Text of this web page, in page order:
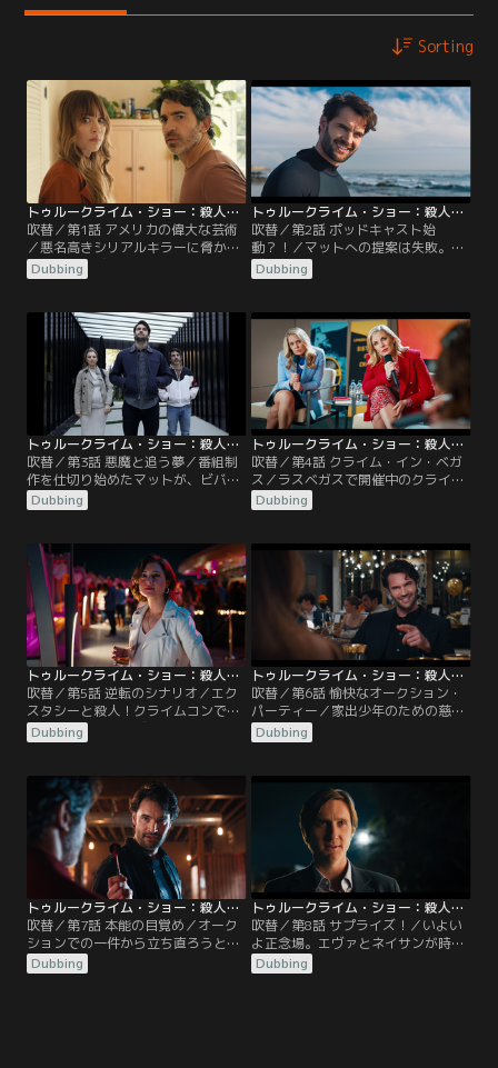
Sorting
トゥルークライム・ショー：殺人狂騒曲 第01話／吹替
吹替／第1話 アメリカの偉大な芸術
／悪名高きシリアルキラーに脅かさ
れたロサンゼルスで、不動産仲介人
と元スターテニス選手の夫婦が金欠
Dubbing
トゥルークライム・ショー：殺人狂騒曲 第02話／吹替
吹替／第2話 ポッドキャスト始
動？！／マットへの提案は失敗。エ
ヴァはどうにかネイサンを計画につ
なぎとめるが、刑事たちが彼のテニ
は自分が容疑者ではないかと心配す
Dubbing
トゥルークライム・ショー：殺人狂騒曲 第03話／吹替
吹替／第3話 悪魔と追う夢／番組制
作を仕切り始めたマットが、ビバリ
ー・クラブにいるネイサンをふいに
訪ねてくる。エヴァとネイサンは主
Dubbing
トゥルークライム・ショー：殺人狂騒曲 第04話／吹替
吹替／第4話 クライム・イン・ベガ
ス／ラスベガスで開催中のクライム
コンで、エヴァとネイサンは大勢の
トゥルークライム・マニアたちに囲
Dubbing
トゥルークライム・ショー：殺人狂騒曲 第05話／吹替
吹替／第5話 逆転のシナリオ／エク
スタシーと殺人！クライムコンで起
きた悲劇の後、エヴァとネイサンは
ルビーに誘われ、ワイルドな一夜を
Dubbing
トゥルークライム・ショー：殺人狂騒曲 第06話／吹替
吹替／第6話 愉快なオークション・
パーティー／家出少年のための慈善
オークションが最悪の修羅場と化
す。
Dubbing
トゥルークライム・ショー：殺人狂騒曲 第07話／吹替
吹替／第7話 本能の目覚め／オーク
ションでの一件から立ち直ろうとす
るエヴァとネイサンに誘惑が忍び寄
る。
Dubbing
トゥルークライム・ショー：殺人狂騒曲 第08話／吹替
吹替／第8話 サプライズ！／いよい
よ正念場。エヴァとネイサンが時間
との闘いに追われる一方、マットは
ビジネスの拡大に備える。
Dubbing